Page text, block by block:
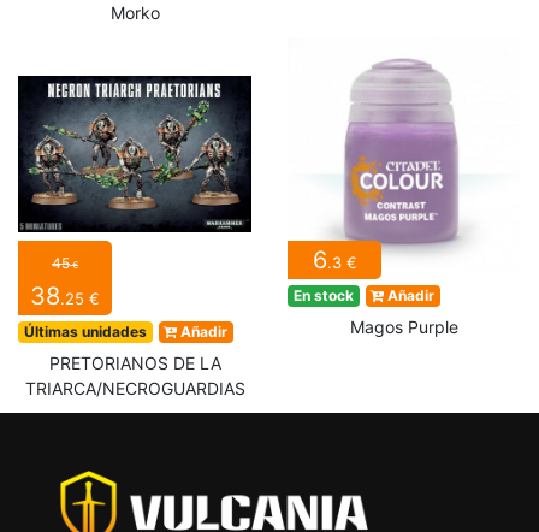
Morko
45€
38.25 €
Últimas unidades Añadir
PRETORIANOS DE LA
TRIARCA/NECROGUARDIAS
6.3 €
En stock Añadir
Magos Purple